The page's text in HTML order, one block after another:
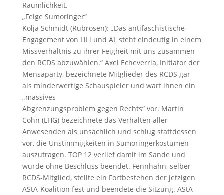
Räumlichkeit.
„Feige Sumoringer“
Kolja Schmidt (Rubrosen): „Das antifaschistische
Engagement von LiLi und AL steht eindeutig in einem
Missverhältnis zu ihrer Feigheit mit uns zusammen
den RCDS abzuwählen.“ Axel Echeverria, Initiator der
Mensaparty, bezeichnete Mitglieder des RCDS gar
als minderwertige Schauspieler und warf ihnen ein
„massives
Abgrenzungsproblem gegen Rechts“ vor. Martin
Cohn (LHG) bezeichnete das Verhalten aller
Anwesenden als unsachlich und schlug stattdessen
vor, die Unstimmigkeiten in Sumoringerkostümen
auszutragen. TOP 12 verlief damit im Sande und
wurde ohne Beschluss beendet. Fennhahn, selber
RCDS-Mitglied, stellte ein Fortbestehen der jetzigen
AStA-Koalition fest und beendete die Sitzung. AStA-